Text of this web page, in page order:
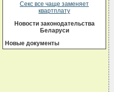
Секс все чаще заменяет
квартплату
Новости законодательства
Беларуси
Новые документы